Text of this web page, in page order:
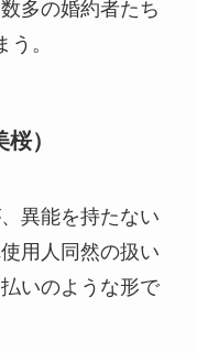
多の婚約者たち
。
）
異能を持たない
用人同然の扱い
いのような形で